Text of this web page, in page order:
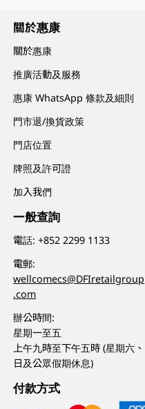
關於惠康
關於惠康
推廣活動及服務
惠康 WhatsApp 條款及細則
門市退/換貨政策
門店位置
牌照及許可證
加入我們
一般查詢
電話:+852 2299 1133
電郵:
wellcomecs@DFIretailgroup
.com
辦公時間:
星期一至五
上午九時至下午五時 (星期六、
日及公眾假期休息)
付款方式